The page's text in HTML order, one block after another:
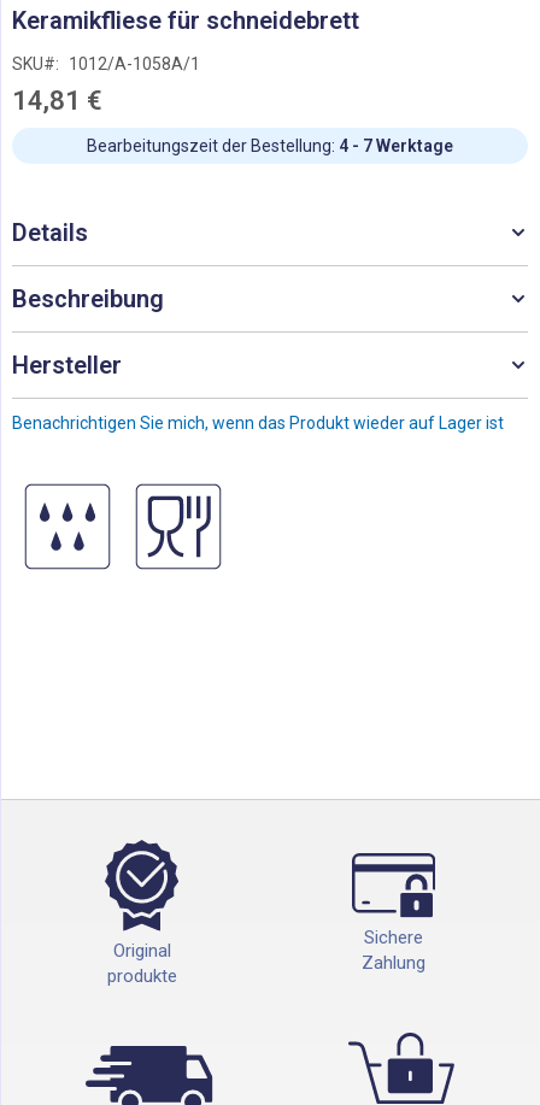
Anfang
Bildgalerie
springen
Keramikfliese für schneidebrett
SKU 1012/A-1058A/1
14,81 €
Benachrichtigen Sie mich, wenn das Produkt wieder auf Lager ist
Bearbeitungszeit der Bestellung: 4 - 7 Werktage
Details
Beschreibung
Hersteller
Original
produkte
Sichere
Zahlung